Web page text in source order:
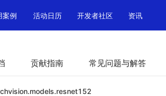
案例 活动日历 开发者社区 资讯
贡献指南 常见问题与解答